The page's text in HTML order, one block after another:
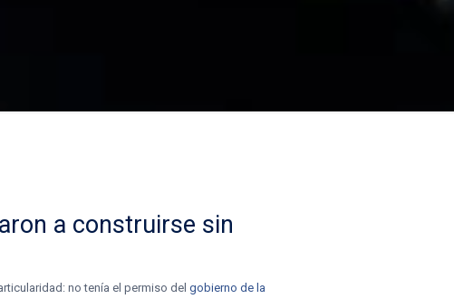
a construirse sin
no tenía el permiso delgobierno de la